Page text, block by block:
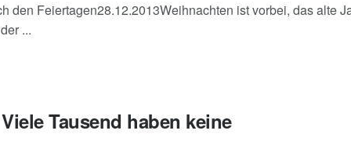
den Feiertagen28.12.2013Weihnachten ist vorbei, das alte
...
Tausend haben keine